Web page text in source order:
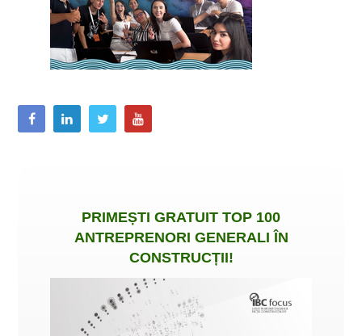
PRIMEȘTI GRATUIT TOP 100
ANTREPRENORI GENERALI ÎN
CONSTRUCȚII!